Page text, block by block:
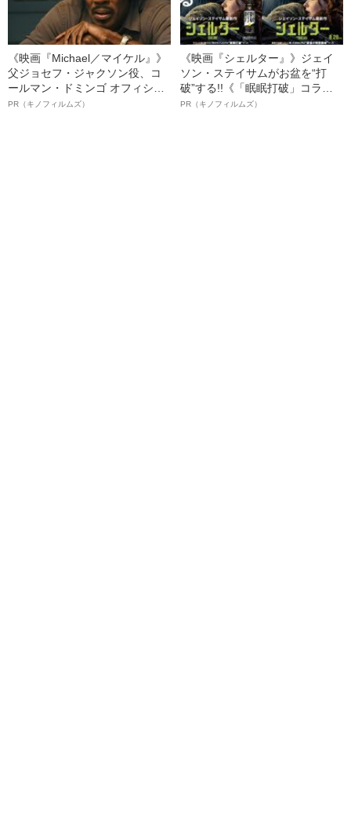
《映画『Michael／マイケル』》
父ジョセフ・ジャクソン役、コ
ールマン・ドミンゴ オフィシャ
ルインタビュー“観客を魅了した
PR（キノフィルムズ）
《映画『シェルター』》ジェイ
ソン・ステイサムがお盆を“打
破”する!!《「眠眠打破」コラ
ボ》
PR（キノフィルムズ）